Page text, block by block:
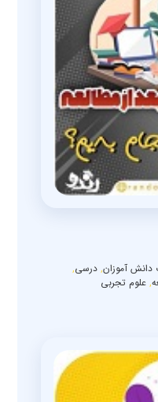
دانش آموزان,درسی,
,علوم تجربی